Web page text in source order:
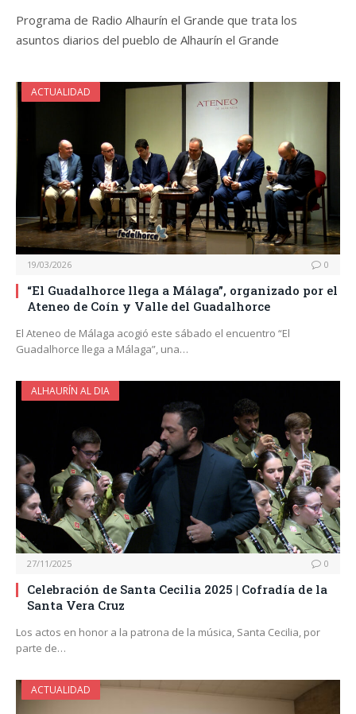
Programa de Radio Alhaurín el Grande que trata los
asuntos diarios del pueblo de Alhaurín el Grande
ACTUALIDAD
19/03/2026 0
“El Guadalhorce llega a Málaga”, organizado por el
Ateneo de Coín y Valle del Guadalhorce
El Ateneo de Málaga acogió este sábado el encuentro “El
Guadalhorce llega a Málaga”, una…
ALHAURÍN AL DIA
27/11/2025 0
Celebración de Santa Cecilia 2025 | Cofradía de la
Santa Vera Cruz
Los actos en honor a la patrona de la música, Santa Cecilia, por
parte de…
ACTUALIDAD